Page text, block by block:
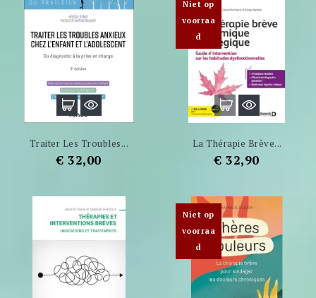
Traiter Les Troubles...
Prijs
€ 32,00
Niet op
voorraa
d
La Thérapie Brève...
Prijs
€ 32,90
Niet op
voorraa
d